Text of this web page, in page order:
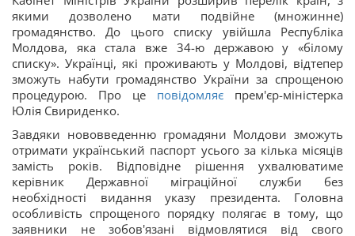
якими дозволено мати подвійне (множинне)
громадянство. До цього списку увійшла Республіка
Молдова, яка стала вже 34-ю державою у «білому
списку». Українці, які проживають у Молдові, відтепер
зможуть набути громадянство України за спрощеною
процедурою. Про це повідомляє прем'єр-міністерка
Юлія Свириденко.
Завдяки нововведенню громадяни Молдови зможуть
отримати український паспорт усього за кілька місяців
замість років. Відповідне рішення ухвалюватиме
керівник Державної міграційної служби без
необхідності видання указу президента. Головна
особливість спрощеного порядку полягає в тому, що
заявники не зобов'язані відмовлятися від свого